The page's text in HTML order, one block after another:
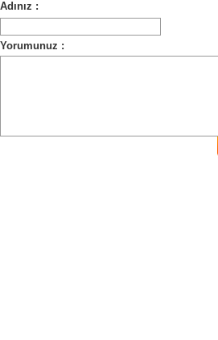
Adınız :
Yorumunuz :